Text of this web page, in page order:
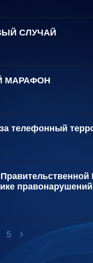
СЛУЧАЙ
МАРАФОН
телефонный
правонарушений
5